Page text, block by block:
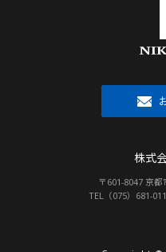
株式
〒601-8047 京
TEL（075）681-